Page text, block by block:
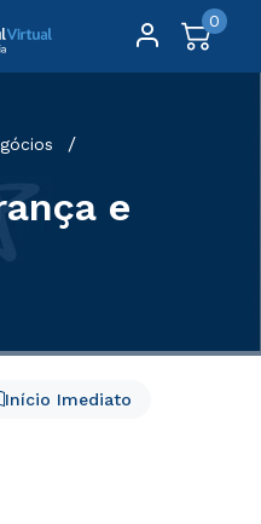
0
e
Início Imediato